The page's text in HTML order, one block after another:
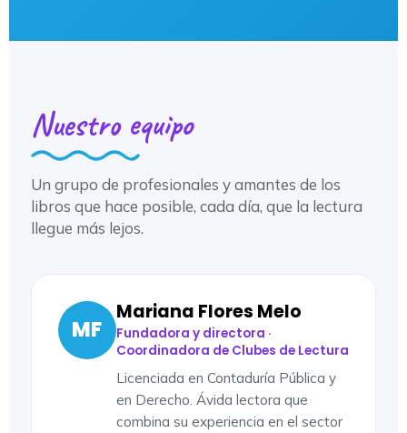
Nuestro equipo
Un grupo de profesionales y amantes de los
libros que hace posible, cada día, que la lectura
llegue más lejos.
MF
Mariana Flores Melo
Fundadora y directora ·
Coordinadora de Clubes de Lectura
Licenciada en Contaduría Pública y
en Derecho. Ávida lectora que
combina su experiencia en el sector